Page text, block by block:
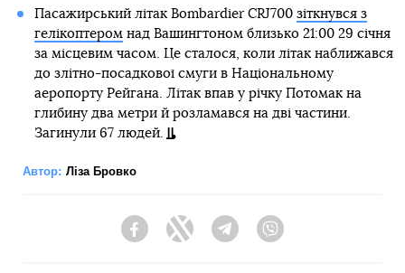
Пасажирський літак Bombardier CRJ700 зіткнувся з
гелікоптеромнад Вашингтоном близько 21:00 29 січня
за місцевим часом. Це сталося, коли літак наближався
до злітно-посадкової смуги в Національному
аеропорту Рейгана. Літак впав у річку Потомак на
глибину два метри й розламався на дві частини.
Загинули 67 людей.
Автор: Ліза Бровко
FacebookTwitter Telegram